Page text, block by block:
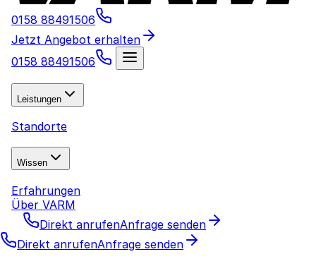
0158 88491506
Jetzt Angebot erhalten
0158 88491506
Leistungen
Standorte
Wissen
Erfahrungen
Über VARM
Direkt anrufenAnfrage senden
Direkt anrufenAnfrage senden